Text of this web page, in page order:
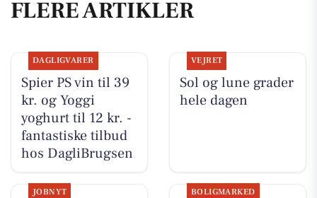
FLERE ARTIKLER
DAGLIGVARER
Spier PS vin til 39
kr. og Yoggi
yoghurt til 12 kr. -
fantastiske tilbud
hos DagliBrugsen
VEJRET
Sol og lune grader
hele dagen
JOBNYT BOLIGMARKED